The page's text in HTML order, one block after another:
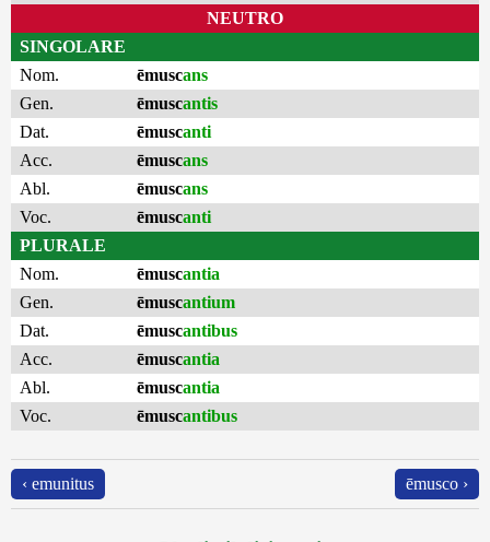
NEUTRO
SINGOLARE
Nom.
ēmuscans
Gen.
ēmuscantis
Dat.
ēmuscanti
Acc.
ēmuscans
Abl.
ēmuscans
Voc.
ēmuscanti
PLURALE
Nom.
ēmuscantia
Gen.
ēmuscantium
Dat.
ēmuscantibus
Acc.
ēmuscantia
Abl.
ēmuscantia
Voc.
ēmuscantibus
‹ emunitus ēmusco ›